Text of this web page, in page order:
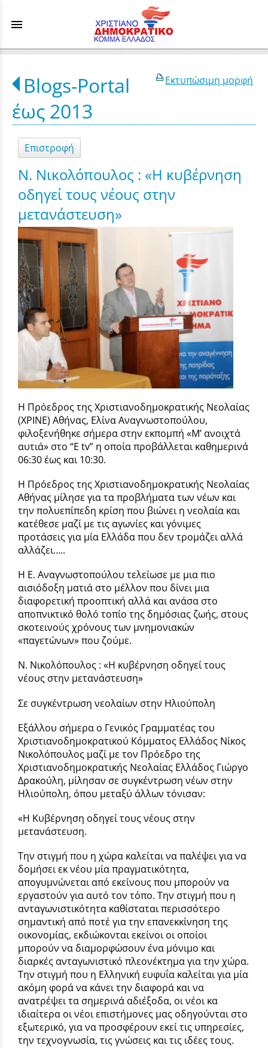
menu
Εκτυπώσιμη μορφή
Blogs-Portal
έως 2013
Επιστροφή
Ν. Νικολόπουλος : «Η κυβέρνηση
οδηγεί τους νέους στην
μετανάστευση»
Η Πρόεδρος της Χριστιανοδημοκρατικής Νεολαίας
(ΧΡΙΝΕ) Αθήνας, Ελίνα Αναγνωστοπούλου,
φιλοξενήθηκε σήμερα στην εκπομπή «Μ’ ανοιχτά
αυτιά» στο “E tv” η οποία προβάλλεται καθημερινά
06:30 έως και 10:30.
Η Πρόεδρος της Χριστιανοδημοκρατικής Νεολαίας
Αθήνας μίλησε για τα προβλήματα των νέων και
την πολυεπίπεδη κρίση που βιώνει η νεολαία και
κατέθεσε μαζί με τις αγωνίες και γόνιμες
προτάσεις για μία Ελλάδα που δεν τρομάζει αλλά
αλλάζει…..
Η Ε. Αναγνωστοπούλου τελείωσε με μια πιο
αισιόδοξη ματιά στο μέλλον που δίνει μια
διαφορετική προοπτική αλλά και ανάσα στο
αποπνικτικό θολό τοπίο της δημόσιας ζωής, στους
σκοτεινούς χρόνους των μνημονιακών
«παγετώνων» που ζούμε.
Ν. Νικολόπουλος : «Η κυβέρνηση οδηγεί τους
νέους στην μετανάστευση»
Σε συγκέντρωση νεολαίων στην Ηλιούπολη
Εξάλλου σήμερα ο Γενικός Γραμματέας του
Χριστιανοδημοκρατικού Κόμματος Ελλάδος Νίκος
Νικολόπουλος μαζί με τον Πρόεδρο της
Χριστιανοδημοκρατικής Νεολαίας Ελλάδος Γιώργο
Δρακούλη, μίλησαν σε συγκέντρωση νέων στην
Ηλιούπολη, όπου μεταξύ άλλων τόνισαν:
«Η Κυβέρνηση οδηγεί τους νέους στην
μετανάστευση.
Την στιγμή που η χώρα καλείται να παλέψει για να
δομήσει εκ νέου μία πραγματικότητα,
απογυμνώνεται από εκείνους που μπορούν να
εργαστούν για αυτό τον τόπο. Την στιγμή που η
ανταγωνιστικότητα καθίσταται περισσότερο
σημαντική από ποτέ για την επανεκκίνηση της
οικονομίας, εκδιώκονται εκείνοι οι οποίοι
μπορούν να διαμορφώσουν ένα μόνιμο και
διαρκές ανταγωνιστικό πλεονέκτημα για την χώρα.
Την στιγμή που η Ελληνική ευφυΐα καλείται για μία
ακόμη φορά να κάνει την διαφορά και να
ανατρέψει τα σημερινά αδιέξοδα, οι νέοι κα
ιδιαίτερα οι νέοι επιστήμονες μας οδηγούνται στο
εξωτερικό, για να προσφέρουν εκεί τις υπηρεσίες,
την τεχνογνωσία, τις γνώσεις και τις ιδέες τους.